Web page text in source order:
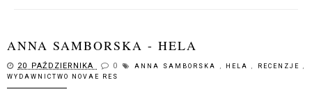
ANNA SAMBORSKA - HELA
20 PAŹDZIERNIKA 0 ANNA SAMBORSKA , HELA, RECENZJE,
WYDAWNICTWO NOVAE RES